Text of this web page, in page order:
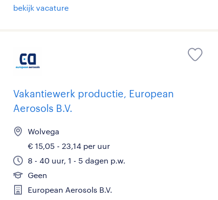
bekijk vacature
Vakantiewerk productie, European
Aerosols B.V.
Wolvega
€ 15,05 - 23,14 per uur
8 - 40 uur, 1 - 5 dagen p.w.
Geen
European Aerosols B.V.